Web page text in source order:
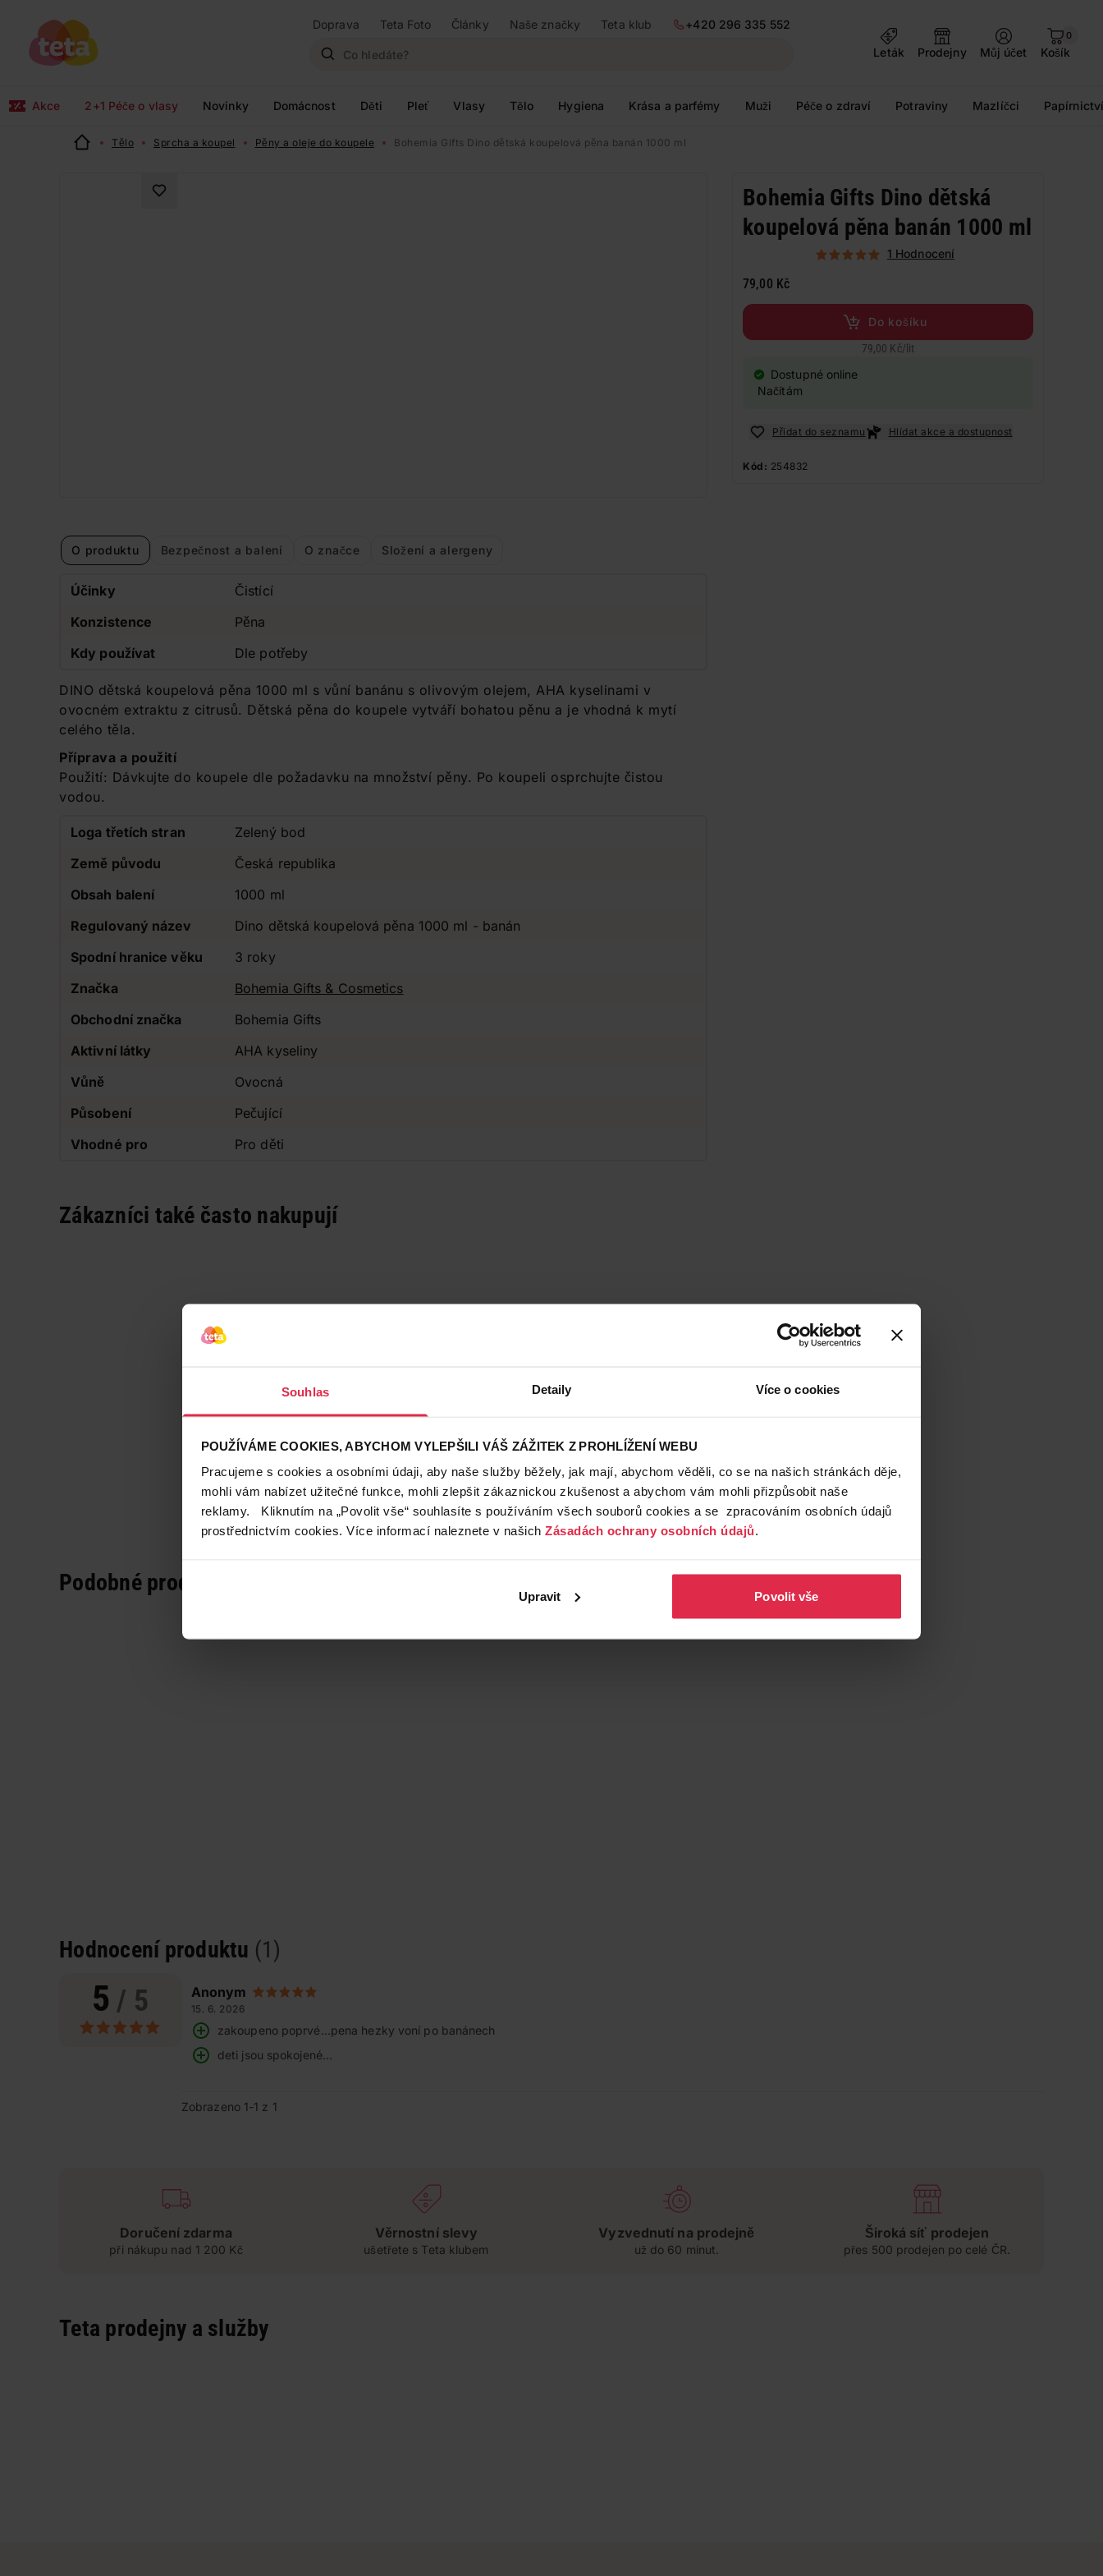
Souhlas Detaily Více o cookies
POUŽÍVÁME COOKIES, ABYCHOM VYLEPŠILI VÁŠ ZÁŽITEK Z PROHLÍŽENÍ WEBU
Pracujeme s cookies a osobními údaji, aby naše služby běžely, jak mají, abychom věděli, co se na našich stránkách děje,
mohli vám nabízet užitečné funkce, mohli zlepšit zákaznickou zkušenost a abychom vám mohli přizpůsobit naše
reklamy. Kliknutím na „Povolit vše“ souhlasíte s používáním všech souborů cookies a se zpracováním osobních údajů
prostřednictvím cookies. Více informací naleznete v našich Zásadách ochrany osobních údajů.
Upravit Povolit vše
Doprava Teta Foto Články Naše značky Teta klub
+420 296 335 552
Leták
Prodejny Můj účet
0
Košík
Akce 2+1 Péče o vlasy Novinky Domácnost Děti Pleť Vlasy Tělo Hygiena Krása a parfémy Muži Péče o zdraví Potraviny Mazlíčci
Tělo Sprcha a koupel Pěny a oleje do koupele Bohemia Gifts Dino dětská koupelová pěna banán 1000 ml
O produktu Bezpečnost a balení O značce Složení a alergeny
Účinky
Čistící
Konzistence
Pěna
Kdy používat
Dle potřeby
DINO dětská koupelová pěna 1000 ml s vůní banánu s olivovým olejem, AHA kyselinami v
ovocném extraktu z citrusů. Dětská pěna do koupele vytváří bohatou pěnu a je vhodná k mytí
celého těla.
Příprava a použití
Použití: Dávkujte do koupele dle požadavku na množství pěny. Po koupeli osprchujte čistou
vodou.
Loga třetích stran
Zelený bod
Země původu
Česká republika
Obsah balení
1000 ml
Regulovaný název
Dino dětská koupelová pěna 1000 ml - banán
Spodní hranice věku
3 roky
Značka
Bohemia Gifts & Cosmetics
Obchodní značka
Bohemia Gifts
Aktivní látky
AHA kyseliny
Vůně
Ovocná
Působení
Pečující
Vhodné pro
Pro děti
Bohemia Gifts Dino dětská
koupelová pěna banán 1000 ml
1 Hodnocení
79,00 Kč
Do košíku
79,00 Kč/ lit
Dostupné online
Načítám
Přidat do seznamu Hlídat akce a dostupnost
Kód: 254832
Zákazníci také často nakupují
Podobné produkty
Hodnocení produktu (1)
5 / 5 Anonym
15. 6. 2026
zakoupeno poprvé...pena hezky voní po banánech
deti jsou spokojené...
Zobrazeno 1-1 z 1
Doručení zdarma
při nákupu nad 1 200 Kč
Věrnostní slevy
ušetřete s Teta klubem
Vyzvednutí na prodejně
už do 60 minut.
Široká síť prodejen
přes 500 prodejen po celé ČR.
Teta prodejny a služby